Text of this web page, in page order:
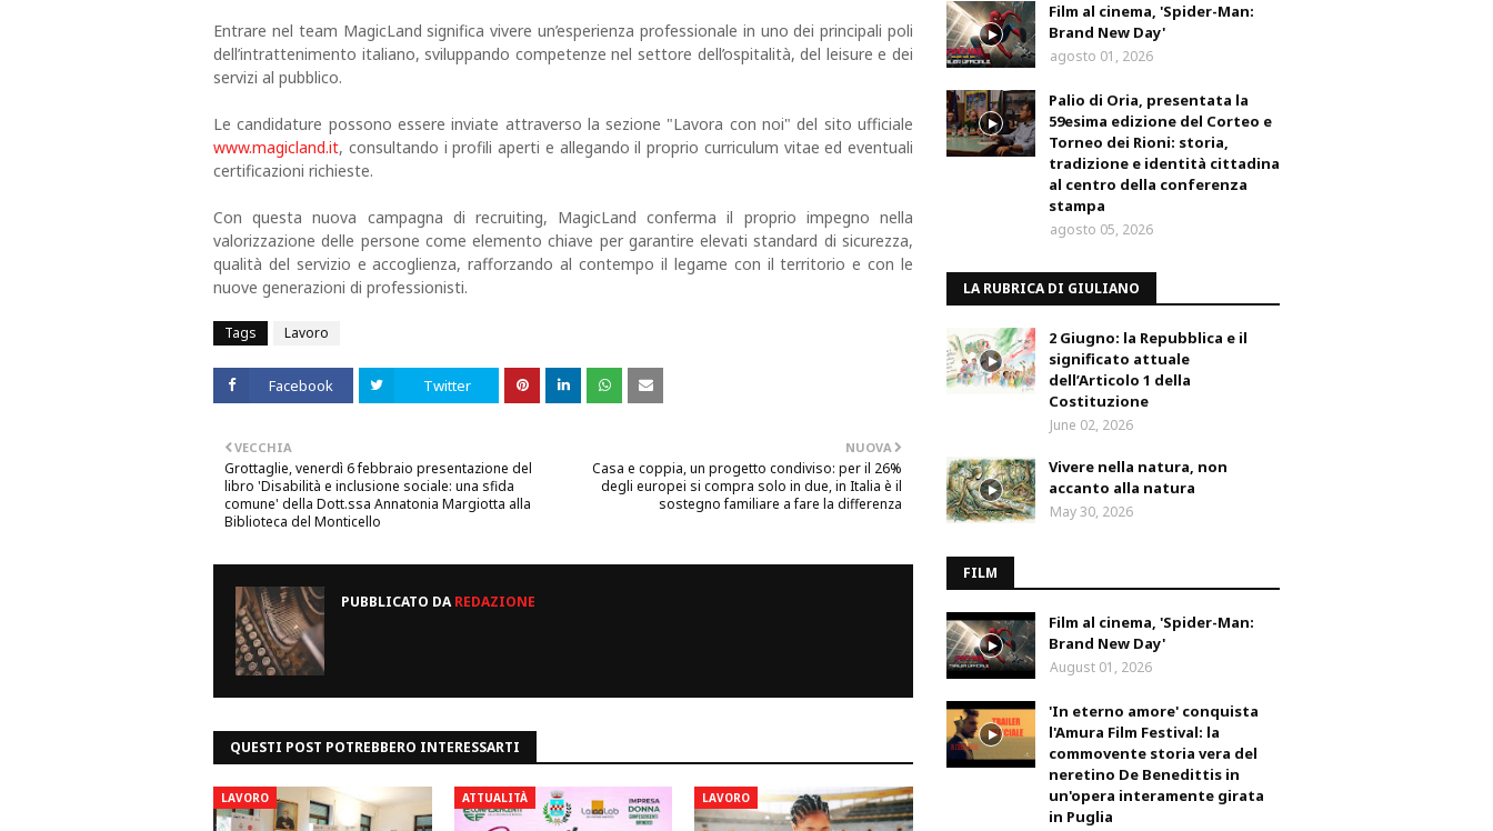
Entrare nel team MagicLand significa vivere un’esperienza professionale in uno dei principali poli
dell’intrattenimento italiano, sviluppando competenze nel settore dell’ospitalità, del leisure e dei
servizi al pubblico.
Le candidature possono essere inviate attraverso la sezione "Lavora con noi" del sito ufficiale
www.magicland.it, consultando i profili aperti e allegando il proprio curriculum vitae ed eventuali
certificazioni richieste.
Con questa nuova campagna di recruiting, MagicLand conferma il proprio impegno nella
valorizzazione delle persone come elemento chiave per garantire elevati standard di sicurezza,
qualità del servizio e accoglienza, rafforzando al contempo il legame con il territorio e con le
nuove generazioni di professionisti.
Tags Lavoro
Facebook Twitter
NUOVA
Casa e coppia, un progetto condiviso: per il 26%
degli europei si compra solo in due, in Italia è il
sostegno familiare a fare la differenza
VECCHIA
Grottaglie, venerdì 6 febbraio presentazione del
libro 'Disabilità e inclusione sociale: una sfida
comune' della Dott.ssa Annatonia Margiotta alla
Biblioteca del Monticello
PUBBLICATO DAREDAZIONE
QUESTI POST POTREBBERO INTERESSARTI
LAVORO ATTUALITÀ LAVORO
Film al cinema, 'Spider-Man:
Brand New Day'
agosto 01, 2026
Palio di Oria, presentata la
59esima edizione del Corteo e
Torneo dei Rioni: storia,
tradizione e identità cittadina
al centro della conferenza
stampa
agosto 05, 2026
LA RUBRICA DI GIULIANO
2 Giugno: la Repubblica e il
significato attuale
dell’Articolo 1 della
Costituzione
June 02, 2026
Vivere nella natura, non
accanto alla natura
May 30, 2026
FILM
Film al cinema, 'Spider-Man:
Brand New Day'
August 01, 2026
'In eterno amore' conquista
l'Amura Film Festival: la
commovente storia vera del
neretino De Benedittis in
un'opera interamente girata
in Puglia